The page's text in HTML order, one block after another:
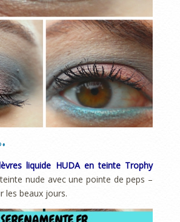
liquide HUDA en teinte Trophy
nude avec une pointe de peps –
les beaux jours.